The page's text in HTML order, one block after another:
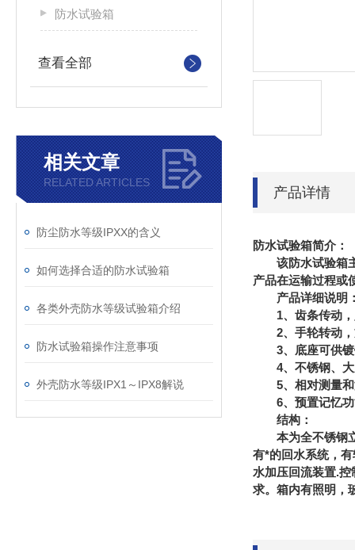
防水试验箱
查看全部
相关文章
RELATED ARTICLES
防尘防水等级IPXX的含义
如何选择合适的防水试验箱
各类外壳防水等级试验箱介绍
防水试验箱操作注意事项
外壳防水等级IPX1～IPX8解说
产品详情
防水试验箱简介：
该防水试验箱主
产品在运输过程或
产品详细说明
1、齿条传动，
2、手轮转动，
3、底座可供镀
4、不锈钢、大
5、相对测量和
6、预置记忆功
结构：
本为全不锈钢立
有*的回水系统，
水加压回流装置.
求。箱内有照明，